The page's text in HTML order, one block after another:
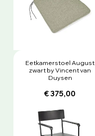
Eetkamerstoel August
zwart by Vincent van
Duysen
€ 375,00